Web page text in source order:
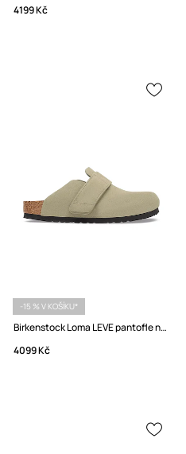
4199 Kč
-15 % V KOŠÍKU*
Birkenstock Loma LEVE pantofle nazouváky pánské semišové
4099 Kč